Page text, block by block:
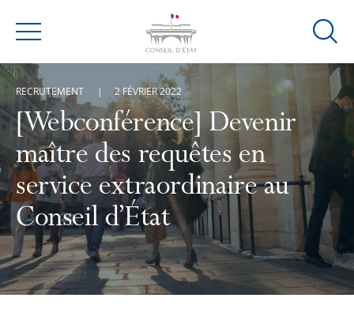
Menu
Ouvrir
[Webconférence] Devenir
maître des requêtes en
service extraordinaire au
Conseil d’État
RECRUTEMENT 2 FÉVRIER 2022